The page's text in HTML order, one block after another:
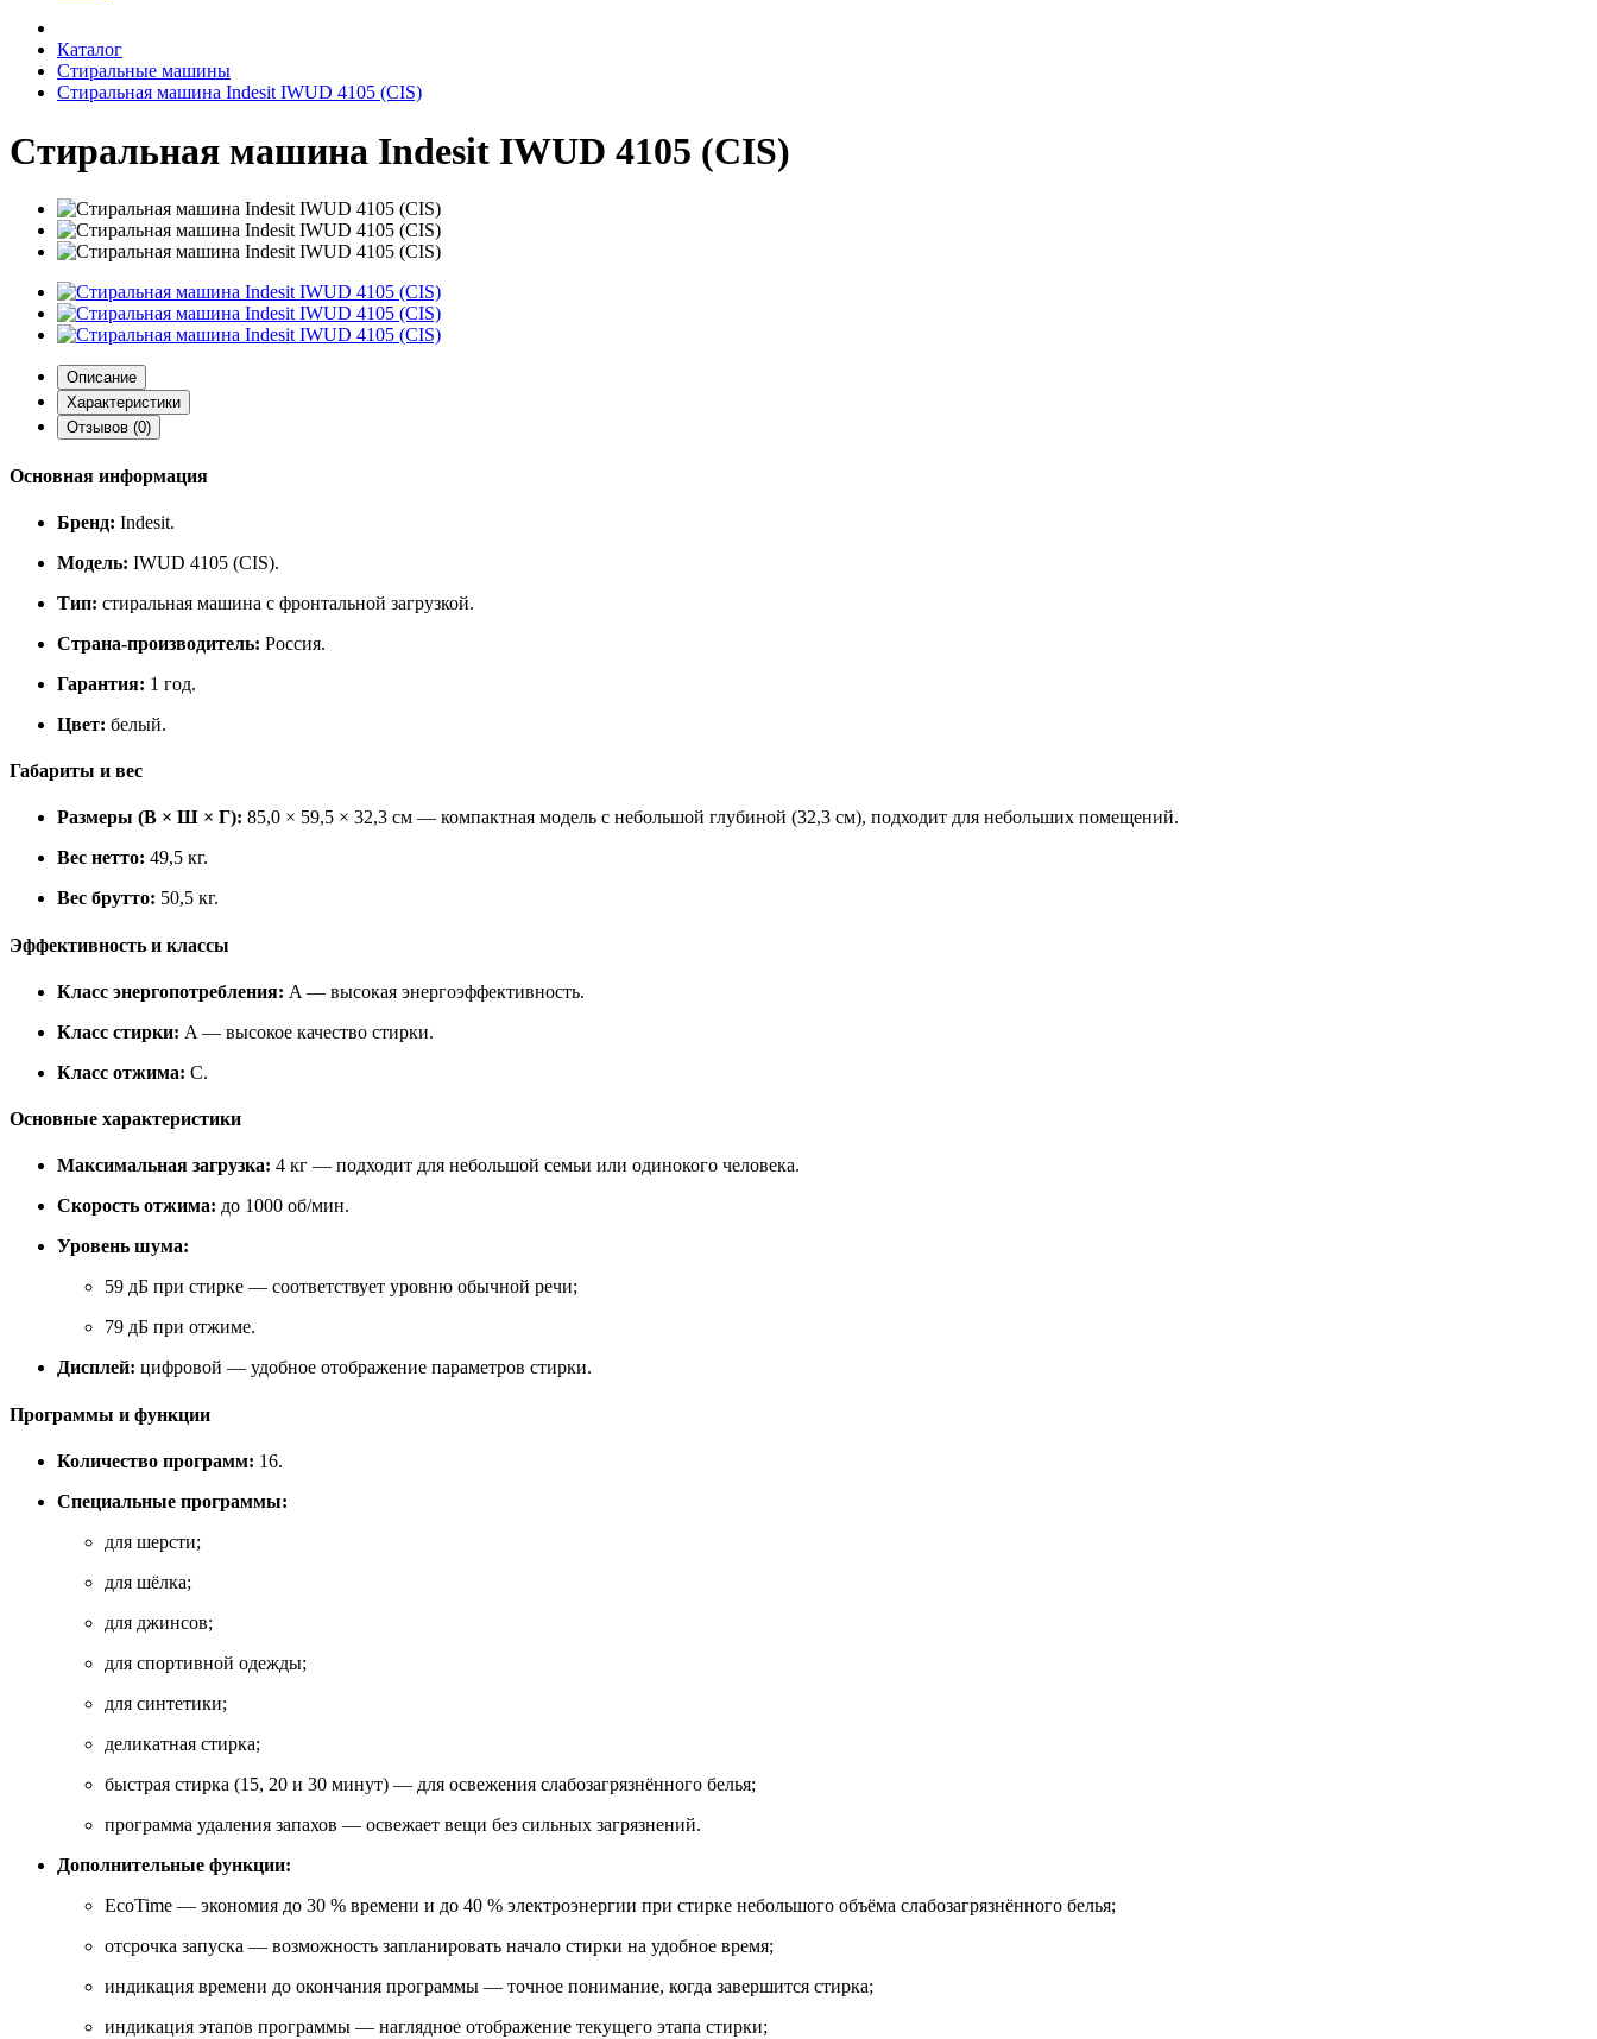
Каталог
Стиральные машины
Стиральная машина Indesit IWUD 4105 (CIS)
Стиральная машина Indesit IWUD 4105 (CIS)
Описание
Характеристики
Отзывов (0)
Основная информация
Бренд: Indesit.
Модель: IWUD 4105 (CIS).
Тип: стиральная машина с фронтальной загрузкой.
Страна‑производитель: Россия.
Гарантия: 1 год.
Цвет: белый.
Габариты и вес
Размеры (В × Ш × Г): 85,0 × 59,5 × 32,3 см — компактная модель с небольшой глубиной (32,3 см), подходит для небольших помещений.
Вес нетто: 49,5 кг.
Вес брутто: 50,5 кг.
Эффективность и классы
Класс энергопотребления: A — высокая энергоэффективность.
Класс стирки: A — высокое качество стирки.
Класс отжима: C.
Основные характеристики
Максимальная загрузка: 4 кг — подходит для небольшой семьи или одинокого человека.
Скорость отжима: до 1000 об/мин.
Уровень шума:
59 дБ при стирке — соответствует уровню обычной речи;
79 дБ при отжиме.
Дисплей: цифровой — удобное отображение параметров стирки.
Программы и функции
Количество программ: 16.
Специальные программы:
для шерсти;
для шёлка;
для джинсов;
для спортивной одежды;
для синтетики;
деликатная стирка;
быстрая стирка (15, 20 и 30 минут) — для освежения слабозагрязнённого белья;
программа удаления запахов — освежает вещи без сильных загрязнений.
Дополнительные функции:
EcoTime — экономия до 30 % времени и до 40 % электроэнергии при стирке небольшого объёма слабозагрязнённого белья;
отсрочка запуска — возможность запланировать начало стирки на удобное время;
индикация времени до окончания программы — точное понимание, когда завершится стирка;
индикация этапов программы — наглядное отображение текущего этапа стирки;